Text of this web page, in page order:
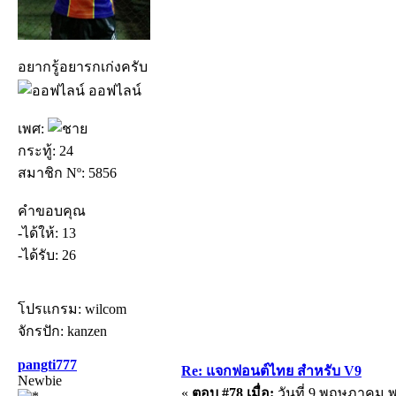
อยากรู้อยารกเก่งครับ
ออฟไลน์
เพศ:
กระทู้: 24
สมาชิก Nº: 5856
คำขอบคุณ
-ได้ให้: 13
-ได้รับ: 26
โปรแกรม: wilcom
จักรปัก: kanzen
pangti777
Newbie
Re: แจกฟอนต์ไทย สำหรับ V9
« ตอบ #78 เมื่อ: วันที่ 9 พฤษภาคม พ.